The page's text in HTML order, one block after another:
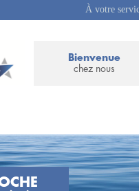
À votre
Bienvenue
chez nous